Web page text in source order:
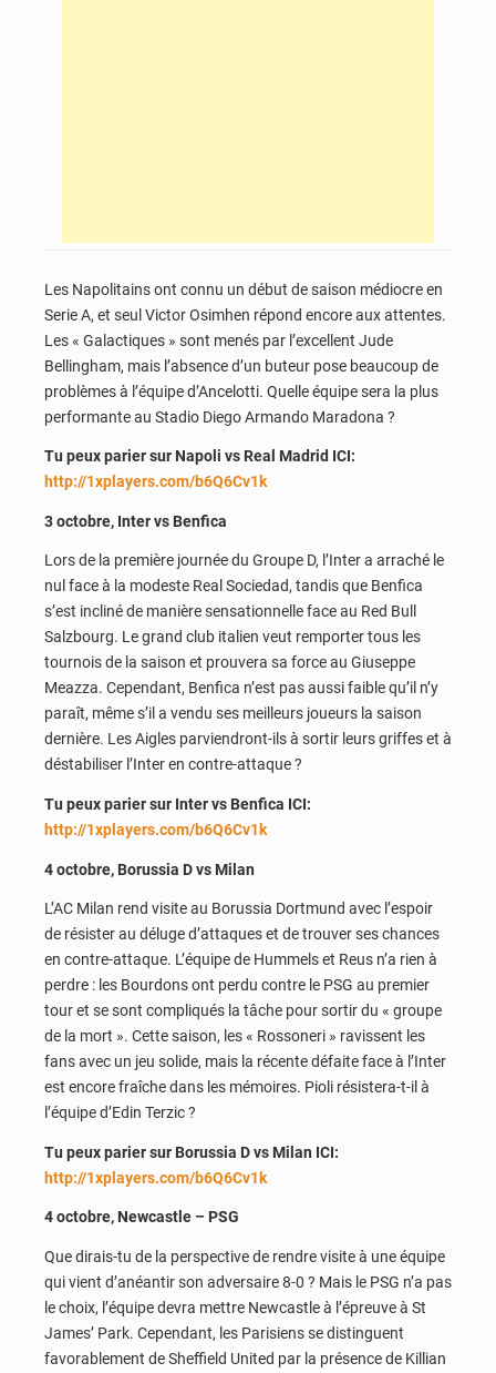
Les Napolitains ont connu un début de saison médiocre en
Serie A, et seul Victor Osimhen répond encore aux attentes.
Les « Galactiques » sont menés par l’excellent Jude
Bellingham, mais l’absence d’un buteur pose beaucoup de
problèmes à l’équipe d’Ancelotti. Quelle équipe sera la plus
performante au Stadio Diego Armando Maradona ?
Tu peux parier sur Napoli vs Real Madrid ICI:
http://1xplayers.com/b6Q6Cv1k
3 octobre, Inter vs Benfica
Lors de la première journée du Groupe D, l’Inter a arraché le
nul face à la modeste Real Sociedad, tandis que Benfica
s’est incliné de manière sensationnelle face au Red Bull
Salzbourg. Le grand club italien veut remporter tous les
tournois de la saison et prouvera sa force au Giuseppe
Meazza. Cependant, Benfica n’est pas aussi faible qu’il n’y
paraît, même s’il a vendu ses meilleurs joueurs la saison
dernière. Les Aigles parviendront-ils à sortir leurs griffes et à
déstabiliser l’Inter en contre-attaque ?
Tu peux parier sur Inter vs Benfica ICI:
http://1xplayers.com/b6Q6Cv1k
4 octobre, Borussia D vs Milan
L’AC Milan rend visite au Borussia Dortmund avec l’espoir
de résister au déluge d’attaques et de trouver ses chances
en contre-attaque. L’équipe de Hummels et Reus n’a rien à
perdre : les Bourdons ont perdu contre le PSG au premier
tour et se sont compliqués la tâche pour sortir du « groupe
de la mort ». Cette saison, les « Rossoneri » ravissent les
fans avec un jeu solide, mais la récente défaite face à l’Inter
est encore fraîche dans les mémoires. Pioli résistera-t-il à
l’équipe d’Edin Terzic ?
Tu peux parier sur Borussia D vs Milan ICI:
http://1xplayers.com/b6Q6Cv1k
4 octobre, Newcastle – PSG
Que dirais-tu de la perspective de rendre visite à une équipe
qui vient d’anéantir son adversaire 8-0 ? Mais le PSG n’a pas
le choix, l’équipe devra mettre Newcastle à l’épreuve à St
James’ Park. Cependant, les Parisiens se distinguent
favorablement de Sheffield United par la présence de Killian